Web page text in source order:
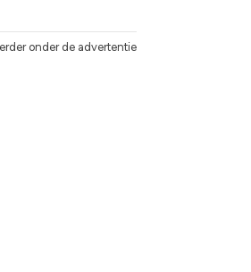
onder de advertentie